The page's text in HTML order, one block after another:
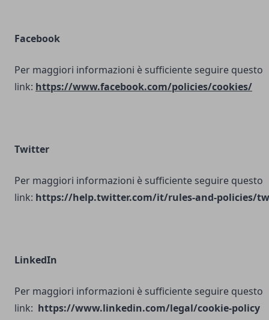
Facebook
Per maggiori informazioni è sufficiente seguire questo
link: https://www.facebook.com/policies/cookies/
Twitter
Per maggiori informazioni è sufficiente seguire questo
link: https://help.twitter.com/it/rules-and-policies/
LinkedIn
Per maggiori informazioni è sufficiente seguire questo
link: https://www.linkedin.com/legal/cookie-policy